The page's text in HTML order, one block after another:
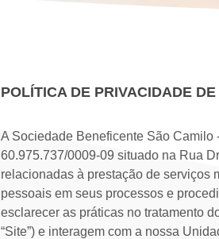
POLÍTICA DE PRIVACIDADE
A Sociedade Beneficente São Camilo
60.975.737/0009-09 situado na Rua
relacionadas à prestação de serviços
pessoais em seus processos e
esclarecer as práticas no tratamento
“Site”) e interagem com a nossa